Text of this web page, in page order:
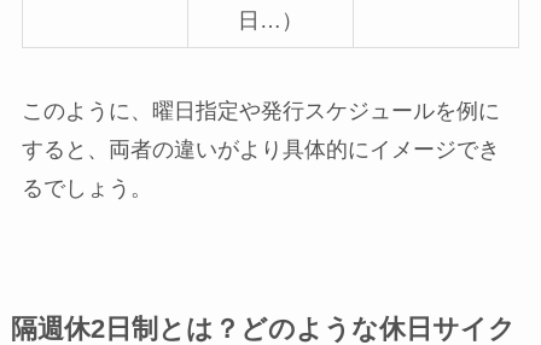
日…）
このように、曜日指定や発行スケジュールを例に
すると、両者の違いがより具体的にイメージでき
るでしょう。
隔週休2日制とは？どのような休日サイク